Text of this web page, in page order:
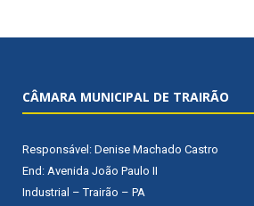
CÂMARA MUNICIPAL DE TRAIRÃO
Responsável: Denise Machado Castro
End: Avenida João Paulo II
Industrial – Trairão – PA